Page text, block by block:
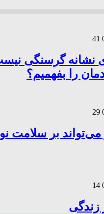
41
نشانه گرسنگی
را بفهمیم؟
29
بر سلامت
14
زندگی